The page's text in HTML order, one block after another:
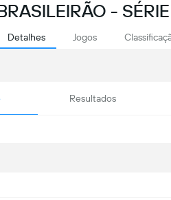
-
Detalhes Jogos
Resultados